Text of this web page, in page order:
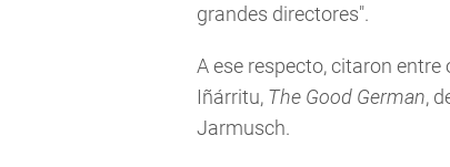
grandes directores".
A ese respecto, citaron entre
Iñárritu, The Good German,
Jarmusch.